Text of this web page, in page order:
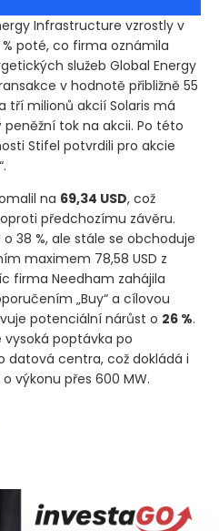
Infrastructure vzrostly v
poté, co firma oznámila
služeb Global Energy
v hodnotě přibližně 55
tří milionů akcií Solaris má
tok na akcii. Po této
Stifel potvrdili pro akcie
na 69,34 USD, což
předchozímu závěru.
38 %, ale stále se obchoduje
maximem 78,58 USD z
firma Needham zahájila
„Buy“ a cílovou
potenciální nárůst o 26 %.
poptávka po
datová centra, což dokládá i
výkonu přes 600 MW.
Infrastructure vzrostly v